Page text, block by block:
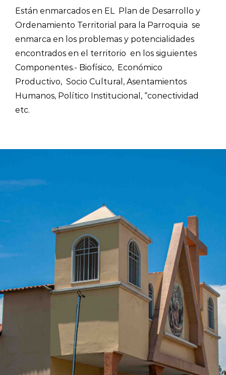
Están enmarcados en EL Plan de Desarrollo y
Ordenamiento Territorial para la Parroquia se
enmarca en los problemas y potencialidades
encontrados en el territorio en los siguientes
Componentes.- Biofísico, Económico
Productivo, Socio Cultural, Asentamientos
Humanos, Político Institucional, “conectividad
etc.